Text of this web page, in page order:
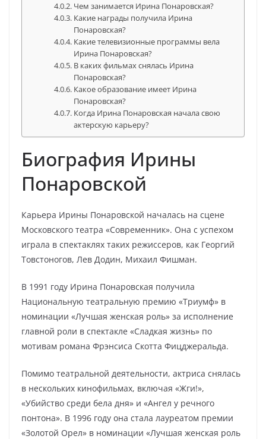
Чем занимается Ирина Понаровская?
Какие награды получила Ирина
Понаровская?
Какие телевизионные программы вела
Ирина Понаровская?
В каких фильмах снялась Ирина
Понаровская?
Какое образование имеет Ирина
Понаровская?
Когда Ирина Понаровская начала свою
актерскую карьеру?
Биография Ирины
Понаровской
Карьера Ирины Понаровской началась на сцене
Московского театра «Современник». Она с успехом
играла в спектаклях таких режиссеров, как Георгий
Товстоногов, Лев Додин, Михаил Фишман.
В 1991 году Ирина Понаровская получила
Национальную театральную премию «Триумф» в
номинации «Лучшая женская роль» за исполнение
главной роли в спектакле «Сладкая жизнь» по
мотивам романа Фрэнсиса Скотта Фицджеральда.
Помимо театральной деятельности, актриса снялась
в нескольких кинофильмах, включая «Жги!»,
«Убийство среди бела дня» и «Ангел у речного
понтона». В 1996 году она стала лауреатом премии
«Золотой Орел» в номинации «Лучшая женская роль